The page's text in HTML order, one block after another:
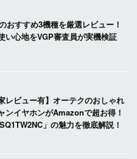
おすすめ3機種を厳選レビュー！
い心地をVGP審査員が実機検証
レビュー有】オーテクのおしゃれ
ンイヤホンがAmazonで超お得！
SQ1TW2NC」の魅力を徹底解説！